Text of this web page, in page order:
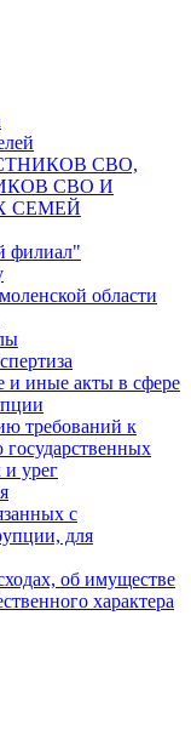
СВО,
СВО И
СЕМЕЙ
филиал"
области
и иные акты в сфере
требований к
урег
с
для
об имуществе
характера